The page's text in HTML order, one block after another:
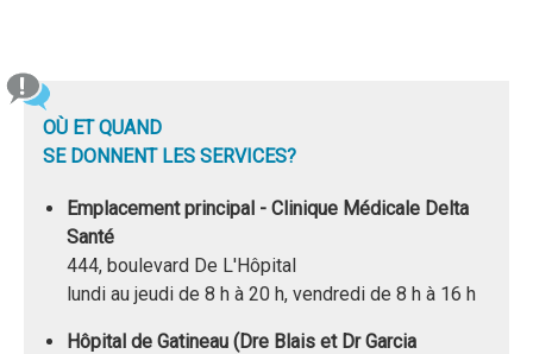
OÙ ET QUAND
SE DONNENT LES SERVICES?
Emplacement principal - Clinique Médicale Delta
Santé
444, boulevard De L'Hôpital
lundi au jeudi de 8 h à 20 h, vendredi de 8 h à 16 h
Hôpital de Gatineau (Dre Blais et Dr Garcia